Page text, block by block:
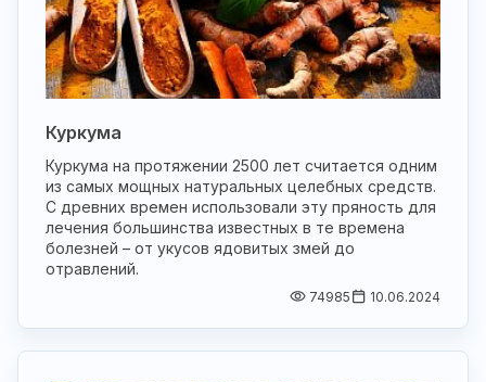
Куркума
Куркума на протяжении 2500 лет считается одним
из самых мощных натуральных целебных средств.
С древних времен использовали эту пряность для
лечения большинства известных в те времена
болезней – от укусов ядовитых змей до
отравлений.
74985 10.06.2024